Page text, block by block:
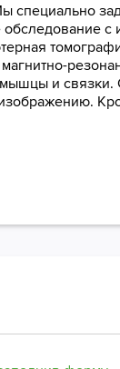
с
и связки.